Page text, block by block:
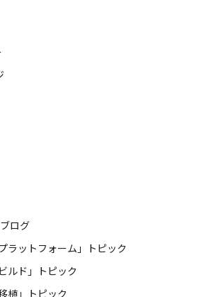
ログ
ラットフォーム」トピック
ルド」トピック
植」トピック